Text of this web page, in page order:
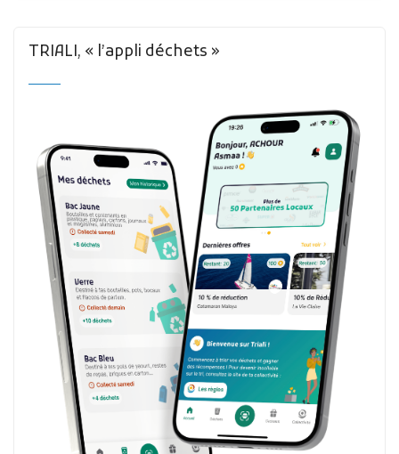
TRIALI, « l’appli déchets »